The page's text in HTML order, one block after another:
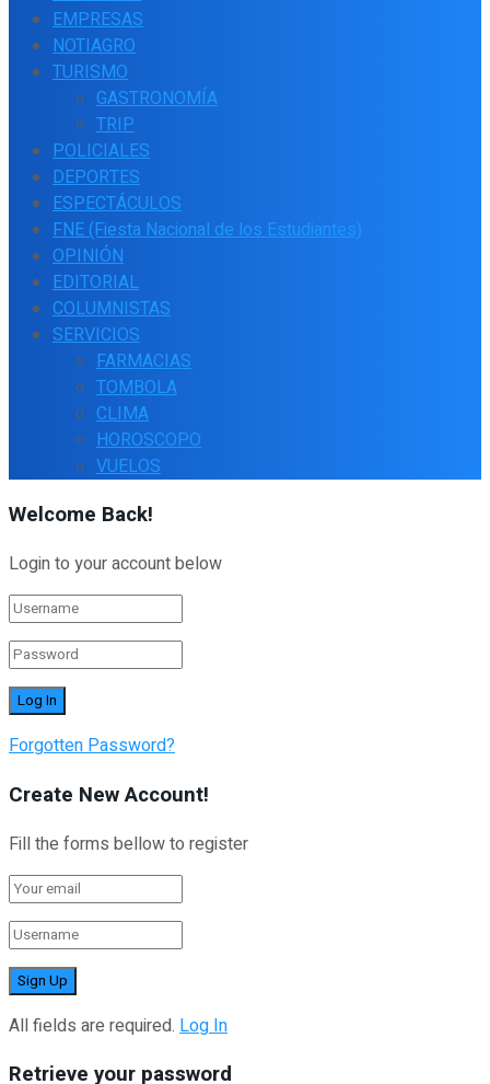
EMPRESAS
NOTIAGRO
TURISMO
GASTRONOMÍA
TRIP
POLICIALES
DEPORTES
ESPECTÁCULOS
FNE (Fiesta Nacional de los Estudiantes)
OPINIÓN
EDITORIAL
COLUMNISTAS
SERVICIOS
FARMACIAS
TOMBOLA
CLIMA
HOROSCOPO
VUELOS
Welcome Back!
Login to your account below
Forgotten Password?
Create New Account!
Fill the forms bellow to register
All fields are required. Log In
Retrieve your password